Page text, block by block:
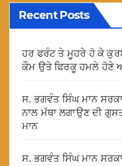
Recent Posts
ਹਰ ਫਰੰਟ ਤੇ ਮੂਹਰੇ ਹੋ ਕੇ
ਕੌਮ ਉਤੇ ਫਿਰਕੂ ਹਮਲੇ ਹੋਣੇ
ਸ. ਭਗਵੰਤ ਸਿੰਘ ਮਾਨ
ਨਾਲ ਮੱਥਾ ਲਗਾਉਣ ਦੀ
ਮਾਨ
ਸ. ਭਗਵੰਤ ਸਿੰਘ ਮਾਨ